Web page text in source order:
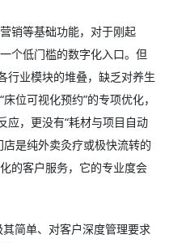
销等基础功能，对于刚起
个低门槛的数字化入口。但
行业模块的堆叠，缺乏对养生
位可视化预约”的专项优化，
应，更没有“耗材与项目自动
是纯外卖灸疗或极快流转的
的客户服务，它的专业度会
简单、对客户深度管理要求